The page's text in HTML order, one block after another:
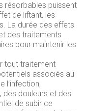
résorbables puissent
de liftant, les
La durée des effets
des traitements
pour maintenir les
tout traitement
associés au
l’infection,
des douleurs et des
de subir ce